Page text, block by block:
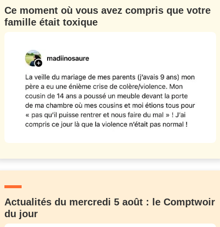
Ce moment où vous avez compris que votre
famille était toxique
Actualités du mercredi 5 août : le Comptwoir
du jour